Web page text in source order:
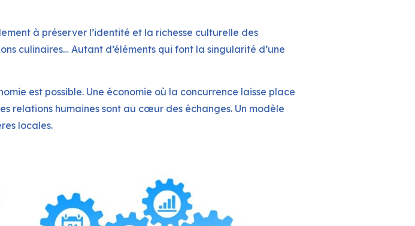
à préserver l’identité et la richesse culturelle des
culinaires… Autant d’éléments qui font la singularité d’une
est possible. Une économie où la concurrence laisse place
relations humaines sont au cœur des échanges. Un modèle
locales.